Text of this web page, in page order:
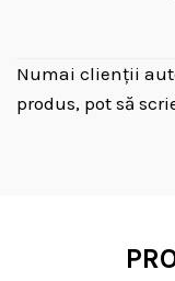
Numai clienții
produs, pot să